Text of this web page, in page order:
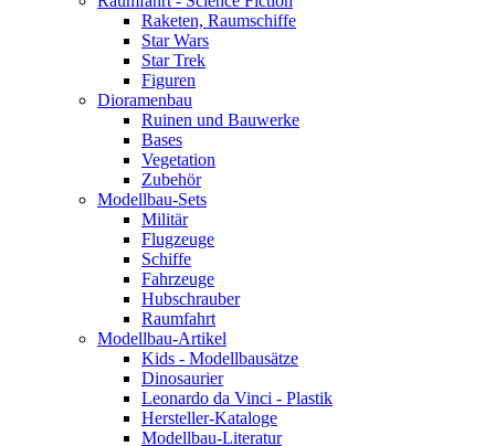
Raketen, Raumschiffe
Star Wars
Star Trek
Figuren
Dioramenbau
Ruinen und Bauwerke
Bases
Vegetation
Zubehör
Modellbau-Sets
Militär
Flugzeuge
Schiffe
Fahrzeuge
Hubschrauber
Raumfahrt
Modellbau-Artikel
Kids - Modellbausätze
Dinosaurier
Leonardo da Vinci - Plastik
Hersteller-Kataloge
Modellbau-Literatur